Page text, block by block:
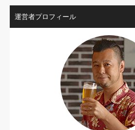
運営者プロフィール